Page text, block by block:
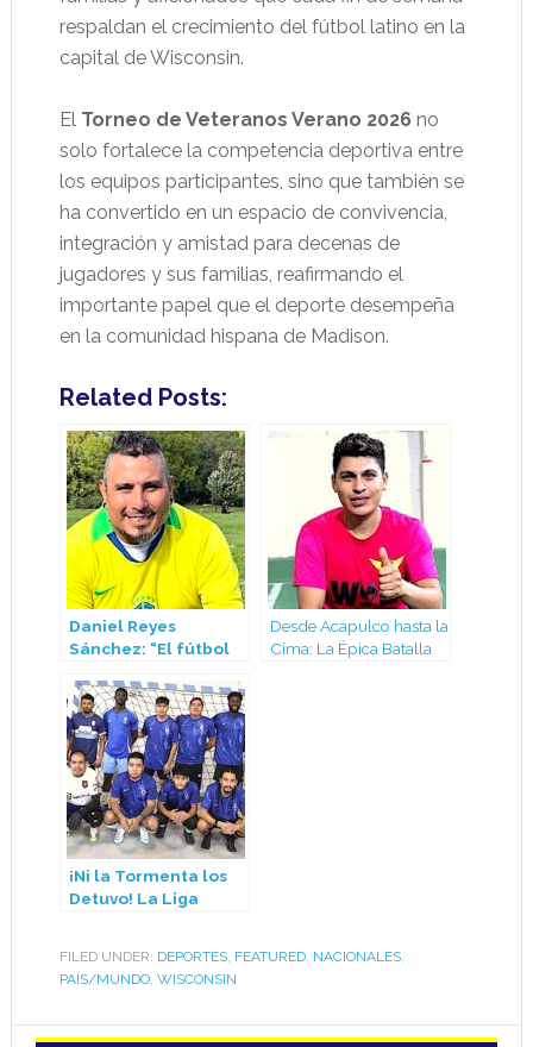
respaldan el crecimiento del fútbol latino en la
capital de Wisconsin.
El Torneo de Veteranos Verano 2026 no
solo fortalece la competencia deportiva entre
los equipos participantes, sino que también se
ha convertido en un espacio de convivencia,
integración y amistad para decenas de
jugadores y sus familias, reafirmando el
importante papel que el deporte desempeña
en la comunidad hispana de Madison.
Related Posts:
Daniel Reyes
Sánchez: “El fútbol
Madison es pasión,
disciplina y
compañerismo”
Desde Acapulco hasta la
Cima: La Épica Batalla
¡Ni la Tormenta los
Detuvo! La Liga
Pasión en Pleno
invierno
FILED UNDER: DEPORTES, FEATURED, NACIONALES,
PAÍS/MUNDO, WISCONSIN